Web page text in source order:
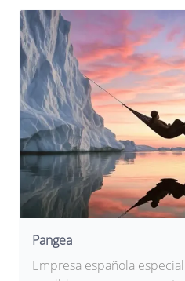
Pangea
Empresa española